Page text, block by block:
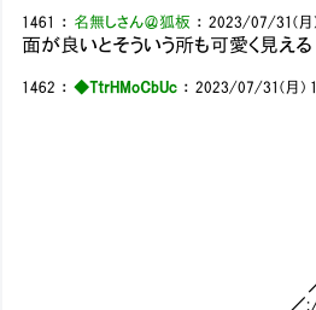
1461 ： 名無しさん＠狐板 ：2023/07/31(月
面が良いとそういう所も可愛く見える
1462 ：◆TtrHMoCbUc ：2023/07/31(月)
／
／
／: : / ﾉ
／: : : /_ -ﾆ: : :
／: : _ -ﾆ: : : ﾉ: /
／:/∠___: :／／: /